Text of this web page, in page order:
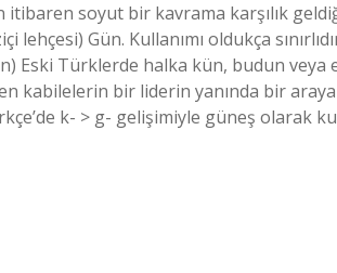
itibaren soyut bir kavrama karşılık
Gün. Kullanımı oldukça
Eski Türklerde halka kün, budun veya
kabilelerin bir liderin yanında bir
k- > g- gelişimiyle güneş olarak